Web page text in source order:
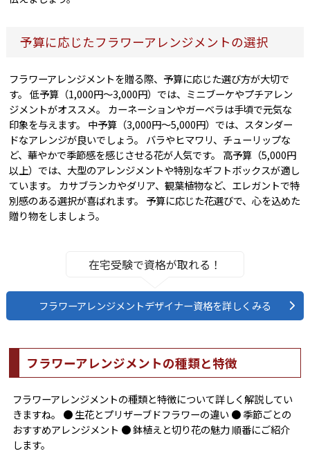
予算に応じたフラワーアレンジメントの選択
フラワーアレンジメントを贈る際、予算に応じた選び方が大切で
す。 低予算（1,000円〜3,000円）では、ミニブーケやプチアレン
ジメントがオススメ。 カーネーションやガーベラは手頃で元気な
印象を与えます。 中予算（3,000円〜5,000円）では、スタンダー
ドなアレンジが良いでしょう。 バラやヒマワリ、チューリップな
ど、華やかで季節感を感じさせる花が人気です。 高予算（5,000円
以上）では、大型のアレンジメントや特別なギフトボックスが適し
ています。 カサブランカやダリア、観葉植物など、エレガントで特
別感のある選択が喜ばれます。 予算に応じた花選びで、心を込めた
贈り物をしましょう。
在宅受験で資格が取れる！
フラワーアレンジメントデザイナー資格を詳しくみる
フラワーアレンジメントの種類と特徴
フラワーアレンジメントの種類と特徴について詳しく解説してい
きますね。 ● 生花とプリザーブドフラワーの違い ● 季節ごとの
おすすめアレンジメント ● 鉢植えと切り花の魅力 順番にご紹介
します。